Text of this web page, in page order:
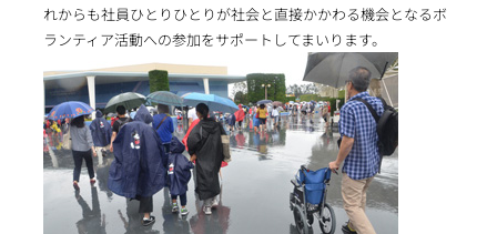
れからも社員ひとりひとりが社会と直接かかわる機会となるボ
ランティア活動への参加をサポートしてまいります。